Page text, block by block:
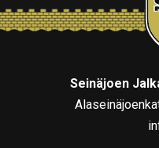
Seinäjoen